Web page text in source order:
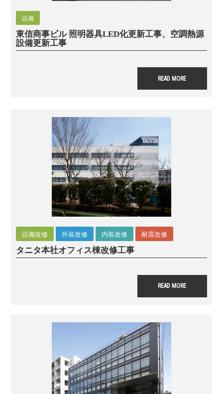
設備
東信商事ビル 照明器具LED化更新工事、空調熱源
設備更新工事
READ MORE
設備改修 外装改修 内装改修 耐震改修
タニタ本社オフィス棟改修工事
READ MORE